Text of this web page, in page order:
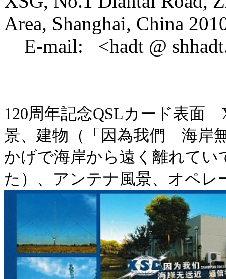
Area, Shanghai, China
E-mail: <hadt @
120周年記念QSLカード表面
景、建物（「因為我們 海
かげで海岸から遠く離れて
た）、アンテナ風景、オペ